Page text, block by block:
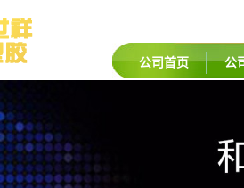
公司首页 公